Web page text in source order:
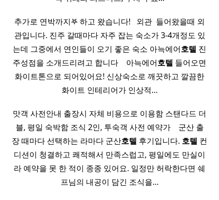
추가로 연박까지𖤐 하고 왔습니다! ​ ​ 외관 ​ 들어왔을때 외
관입니다. 진주 갈때마다 자주 잡는 숙소가 3-4개정도 있
는데 그중에서 연인들이 오기 좋은 숙소 아늑에어호텔 진
주성점을 소개드리려고 합니다 ​ ​ ​ 아늑에어호텔 들어오면
화이트톤으로 되어있어요! 신상숙소로 깨끗하고 깔끔한
화이트 인테리어가 인상적…
맛객 사전안내 출장시 자체 비용으로 이용함 스탠다드 더
블, 평일 숙박함 조식 2인, 투숙객 사전 예약가 ​ ​ ​ 군산 출
장 때마다 선택하는 라마다 군산호텔 후기입니다. 호텔 컨
디션이 청결하고 쾌적해서 만족스럽고, 평일에도 만실이
라 예약을 못 한 적이 종종 있어요. 일정만 허락한다면 쉐
프님의 내공이 담긴 조식을…